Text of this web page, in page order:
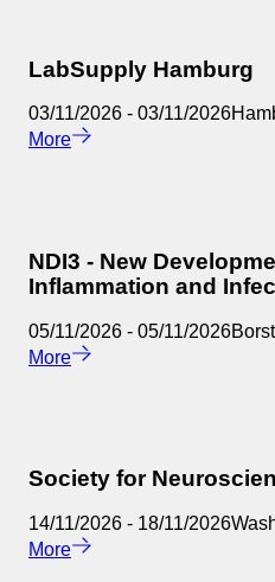
LabSupply Hamburg
03/11/2026 - 03/11/2026
More
NDI3 - New
Inflammation and
05/11/2026 - 05/11/2026
More
Society for
14/11/2026 - 18/11/2026
More